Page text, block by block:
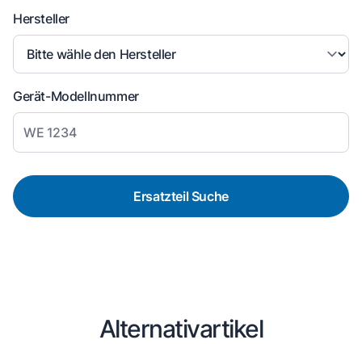
Hersteller
Gerät-Modellnummer
Ersatzteil Suche
Alternativartikel